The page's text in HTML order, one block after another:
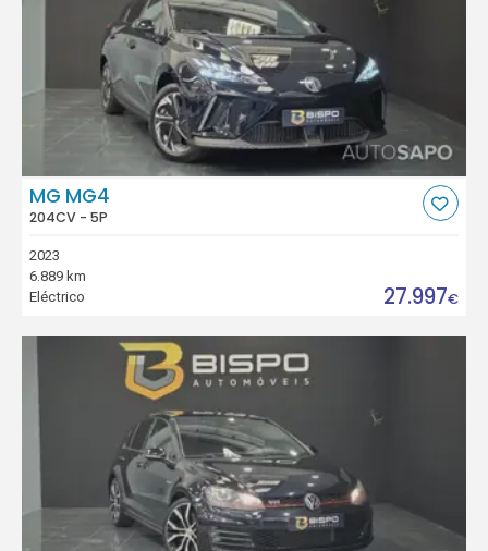
MG MG4
204CV - 5P
2023
6.889 km
Eléctrico
27.997€